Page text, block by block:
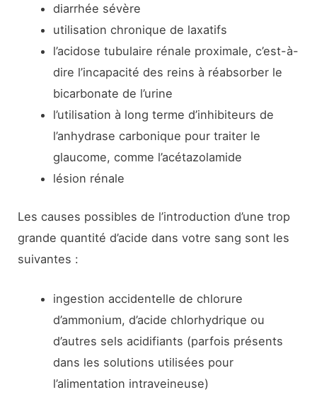
diarrhée sévère
utilisation chronique de laxatifs
l’acidose tubulaire rénale proximale, c’est-à-
dire l’incapacité des reins à réabsorber le
bicarbonate de l’urine
l’utilisation à long terme d’inhibiteurs de
l’anhydrase carbonique pour traiter le
glaucome, comme l’acétazolamide
lésion rénale
Les causes possibles de l’introduction d’une trop
grande quantité d’acide dans votre sang sont les
suivantes :
ingestion accidentelle de chlorure
d’ammonium, d’acide chlorhydrique ou
d’autres sels acidifiants (parfois présents
dans les solutions utilisées pour
l’alimentation intraveineuse)